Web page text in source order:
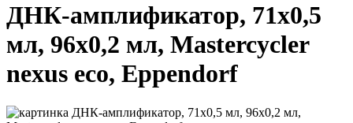
ДНК-амплификатор, 71x0,5
мл, 96x0,2 мл, Mastercycler
nexus eco, Eppendorf